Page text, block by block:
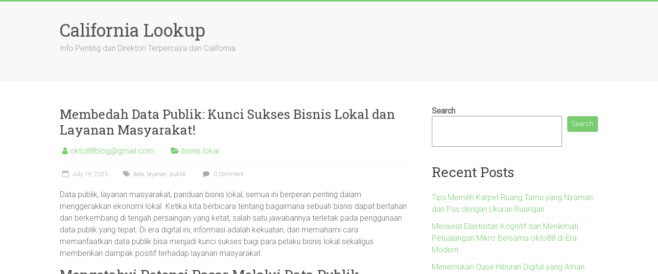
California Lookup
Info Penting dan Direktori Terpercaya dari California
Membedah Data Publik: Kunci Sukses Bisnis Lokal dan
Layanan Masyarakat!
okto88blog@gmail.com bisnis lokal
July 19, 2025 data, layanan, publik 0 Comment
Data publik, layanan masyarakat, panduan bisnis lokal, semua ini berperan penting dalam
menggerakkan ekonomi lokal. Ketika kita berbicara tentang bagaimana sebuah bisnis dapat bertahan
dan berkembang di tengah persaingan yang ketat, salah satu jawabannya terletak pada penggunaan
data publik yang tepat. Di era digital ini, informasi adalah kekuatan, dan memahami cara
memanfaatkan data publik bisa menjadi kunci sukses bagi para pelaku bisnis lokal sekaligus
memberikan dampak positif terhadap layanan masyarakat.
Search
Search
Recent Posts
Tips Memilih Karpet Ruang Tamu yang Nyaman
dan Pas dengan Ukuran Ruangan
Merawat Elastisitas Kognitif dan Menikmati
Petualangan Mikro Bersama okto88 di Era
Modern
Menemukan Oase Hiburan Digital yang Aman